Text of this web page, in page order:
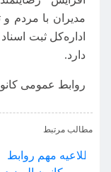
مدیران با مردم
اداره‌کل ثبت
دارد.
روابط عمومی
مطالب مرتبط